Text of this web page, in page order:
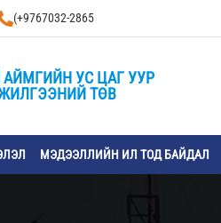
(+9767032-2865
АЙМГИЙН УС ЦАГ УУР
ТӨВ
МЭДЭЭЛЛИЙН ИЛ ТОД БАЙДАЛ